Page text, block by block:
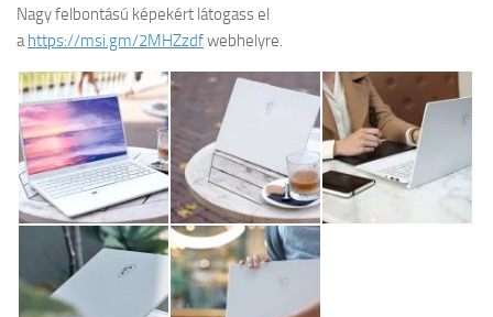
Nagy felbontású képekért látogass el
ahttps://msi.gm/2MHZzdfwebhelyre.